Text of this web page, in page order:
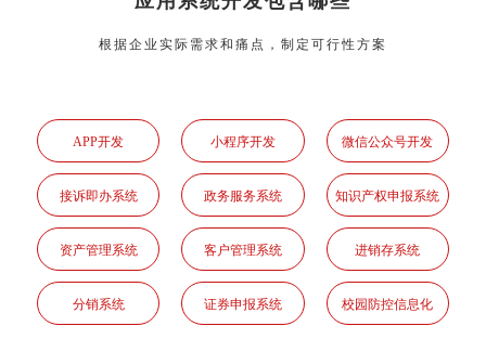
根据企业实际需求和痛点，制定可行性方案
APP开发 小程序开发 微信公众号开发
接诉即办系统 政务服务系统 知识产权申报系统
资产管理系统 客户管理系统 进销存系统
分销系统 证券申报系统 校园防控信息化